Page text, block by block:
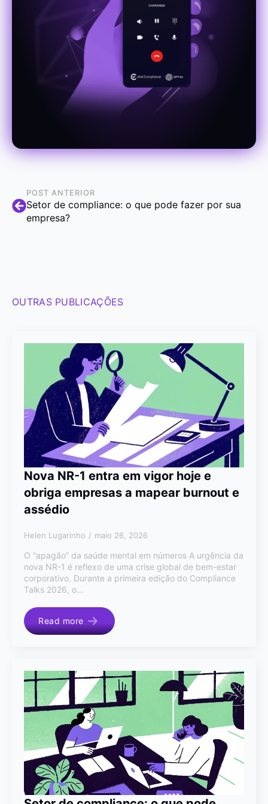
POST ANTERIOR
Setor de compliance: o que pode fazer por sua
empresa?
OUTRAS PUBLICAÇÕES
Nova NR-1 entra em vigor hoje e
obriga empresas a mapear burnout e
assédio
Helen Lugarinho maio 26, 2026
O “apagão” da saúde mental em números A urgência da
nova NR-1 é reflexo de uma crise global de bem-estar
corporativo. Durante a primeira edição do Compliance
Talks 2026, o…
Read more